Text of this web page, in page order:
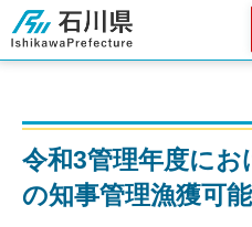
石川県
令和3管理年度にお
の知事管理漁獲可